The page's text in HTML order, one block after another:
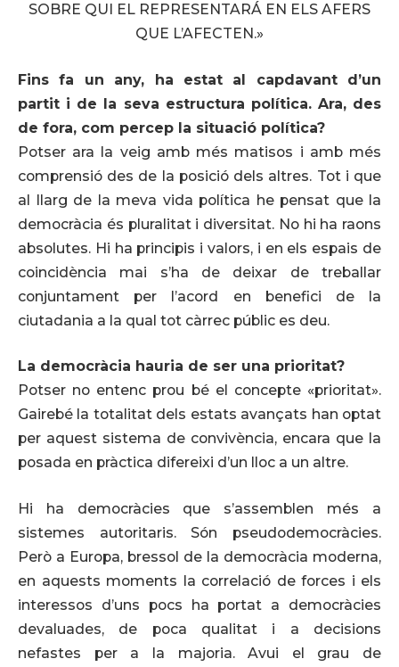
SOBRE QUI EL REPRESENTARÁ EN ELS AFERS
QUE L’AFECTEN.»
Fins fa un any, ha estat al capdavant d’un
partit i de la seva estructura política. Ara, des
de fora, com percep la situació política?
Potser ara la veig amb més matisos i amb més
comprensió des de la posició dels altres. Tot i que
al llarg de la meva vida política he pensat que la
democràcia és pluralitat i diversitat. No hi ha raons
absolutes. Hi ha principis i valors, i en els espais de
coincidència mai s’ha de deixar de treballar
conjuntament per l’acord en benefici de la
ciutadania a la qual tot càrrec públic es deu.
La democràcia hauria de ser una prioritat?
Potser no entenc prou bé el concepte «prioritat».
Gairebé la totalitat dels estats avançats han optat
per aquest sistema de convivència, encara que la
posada en pràctica difereixi d’un lloc a un altre.
Hi ha democràcies que s’assemblen més a
sistemes autoritaris. Són pseudodemocràcies.
Però a Europa, bressol de la democràcia moderna,
en aquests moments la correlació de forces i els
interessos d’uns pocs ha portat a democràcies
devaluades, de poca qualitat i a decisions
nefastes per a la majoria. Avui el grau de